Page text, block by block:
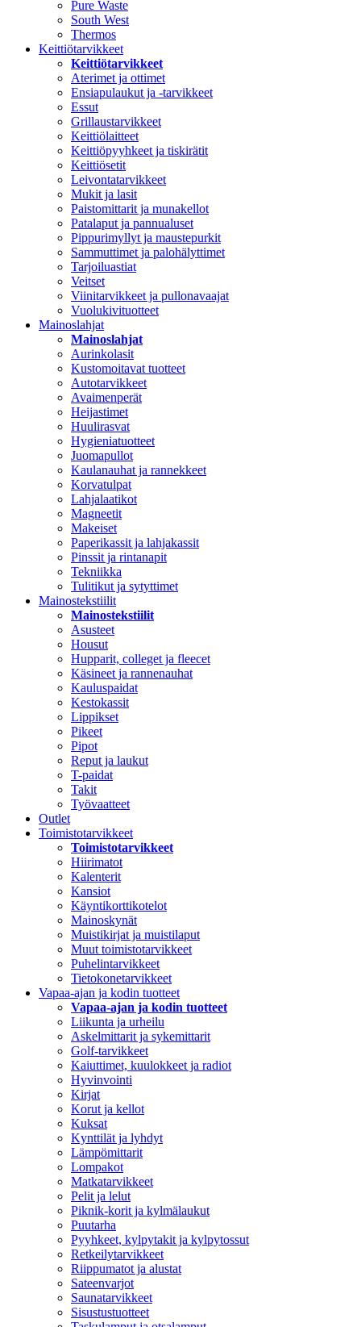
Pure Waste
South West
Thermos
Keittiötarvikkeet
Keittiötarvikkeet
Aterimet ja ottimet
Ensiapulaukut ja -tarvikkeet
Essut
Grillaustarvikkeet
Keittiölaitteet
Keittiöpyyhkeet ja tiskirätit
Keittiösetit
Leivontatarvikkeet
Mukit ja lasit
Paistomittarit ja munakellot
Patalaput ja pannualuset
Pippurimyllyt ja maustepurkit
Sammuttimet ja palohälyttimet
Tarjoiluastiat
Veitset
Viinitarvikkeet ja pullonavaajat
Vuolukivituotteet
Mainoslahjat
Mainoslahjat
Aurinkolasit
Kustomoitavat tuotteet
Autotarvikkeet
Avaimenperät
Heijastimet
Huulirasvat
Hygieniatuotteet
Juomapullot
Kaulanauhat ja rannekkeet
Korvatulpat
Lahjalaatikot
Magneetit
Makeiset
Paperikassit ja lahjakassit
Pinssit ja rintanapit
Tekniikka
Tulitikut ja sytyttimet
Mainostekstiilit
Mainostekstiilit
Asusteet
Housut
Hupparit, colleget ja fleecet
Käsineet ja rannenauhat
Kauluspaidat
Kestokassit
Lippikset
Pikeet
Pipot
Reput ja laukut
T-paidat
Takit
Työvaatteet
Outlet
Toimistotarvikkeet
Toimistotarvikkeet
Hiirimatot
Kalenterit
Kansiot
Käyntikorttikotelot
Mainoskynät
Muistikirjat ja muistilaput
Muut toimistotarvikkeet
Puhelintarvikkeet
Tietokonetarvikkeet
Vapaa-ajan ja kodin tuotteet
Vapaa-ajan ja kodin tuotteet
Liikunta ja urheilu
Askelmittarit ja sykemittarit
Golf-tarvikkeet
Kaiuttimet, kuulokkeet ja radiot
Hyvinvointi
Kirjat
Korut ja kellot
Kuksat
Kynttilät ja lyhdyt
Lämpömittarit
Lompakot
Matkatarvikkeet
Pelit ja lelut
Piknik-korit ja kylmälaukut
Puutarha
Pyyhkeet, kylpytakit ja kylpytossut
Retkeilytarvikkeet
Riippumatot ja alustat
Sateenvarjot
Saunatarvikkeet
Sisustustuotteet